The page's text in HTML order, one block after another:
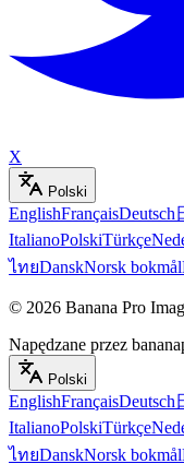
X
Polski
EnglishFrançaisDeutsch
ItalianoPolskiTürkçe
ไทยDanskNorsk bokmål
© 2026 Banana Pro
Napędzane przez
Polski
EnglishFrançaisDeutsch
ItalianoPolskiTürkçe
ไทยDanskNorsk bokmål